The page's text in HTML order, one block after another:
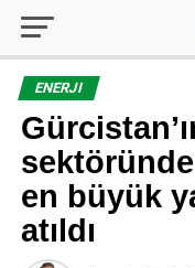
ENERJI
en büyük
atıldı